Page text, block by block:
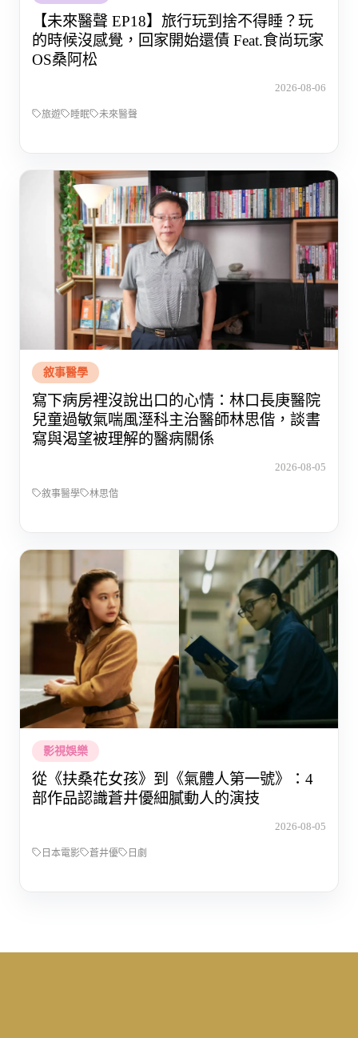
【未來醫聲 EP18】旅行玩到捨不得睡？玩
的時候沒感覺，回家開始還債 Feat.食尚玩家
OS桑阿松
2026-08-06
旅遊 睡眠 未來醫聲
敘事醫學
寫下病房裡沒說出口的心情：林口長庚醫院
兒童過敏氣喘風溼科主治醫師林思偕，談書
寫與渴望被理解的醫病關係
2026-08-05
敘事醫學 林思偕
影視娛樂
從《扶桑花女孩》到《氣體人第一號》：4
部作品認識蒼井優細膩動人的演技
2026-08-05
日本電影 蒼井優 日劇